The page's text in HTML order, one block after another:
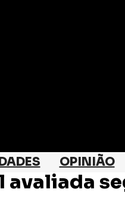
OPINIÃO
avaliada